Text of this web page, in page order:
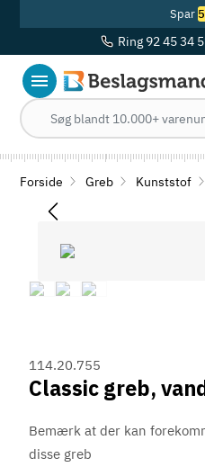
Spar
Ring 92 45 34
Forside Greb Kunststof
114.20.755
Classic greb,
Bemærk at der kan
disse greb